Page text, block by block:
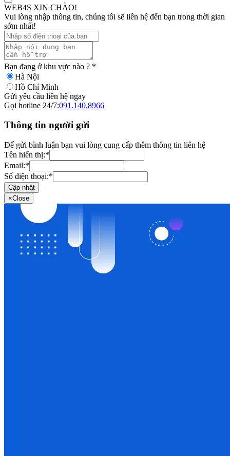
WEB4S XIN CHÀO!
Vui lòng nhập thông tin, chúng tôi sẽ liên hệ đến bạn trong thời gian
sớm nhất!
Bạn đang ở khu vực nào ? *
Hà Nội
Hồ Chí Minh
Gửi yêu cầu liên hệ ngay
Gọi hotline 24/7:091.140.8966
Thông tin người gửi
Để gửi bình luận bạn vui lòng cung cấp thêm thông tin liên hệ
Tên hiển thị:*
Email:*
Số điện thoại:*
Cập nhật
×Close